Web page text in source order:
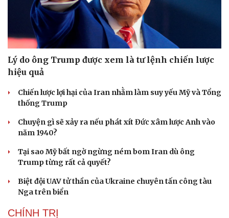
Lý do ông Trump được xem là tư lệnh chiến lược
hiệu quả
Chiến lược lợi hại của Iran nhằm làm suy yếu Mỹ và Tổng
thống Trump
Chuyện gì sẽ xảy ra nếu phát xít Đức xâm lược Anh vào
năm 1940?
Tại sao Mỹ bất ngờ ngừng ném bom Iran dù ông
Trump từng rất cả quyết?
Biệt đội UAV tử thần của Ukraine chuyên tấn công tàu
Nga trên biển
CHÍNH TRỊ